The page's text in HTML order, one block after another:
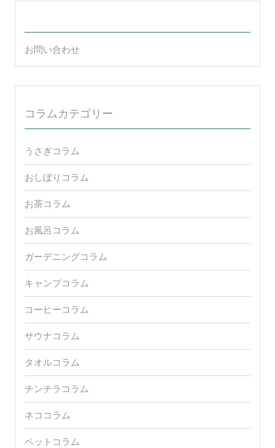
お問い合わせ
コラムカテゴリー
うさぎコラム
おしぼりコラム
お茶コラム
お風呂コラム
ガーデニングコラム
キャンプコラム
コーヒーコラム
サウナコラム
タオルコラム
チンチラコラム
ネココラム
ペットコラム